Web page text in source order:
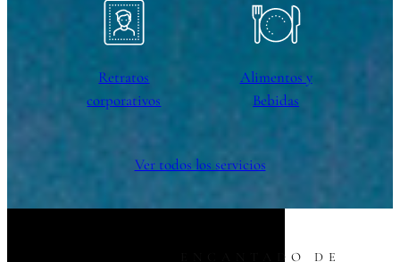
Retratos
corporativos
Alimentos y
Bebidas
Ver todos los servicios
ENCANTADO DE